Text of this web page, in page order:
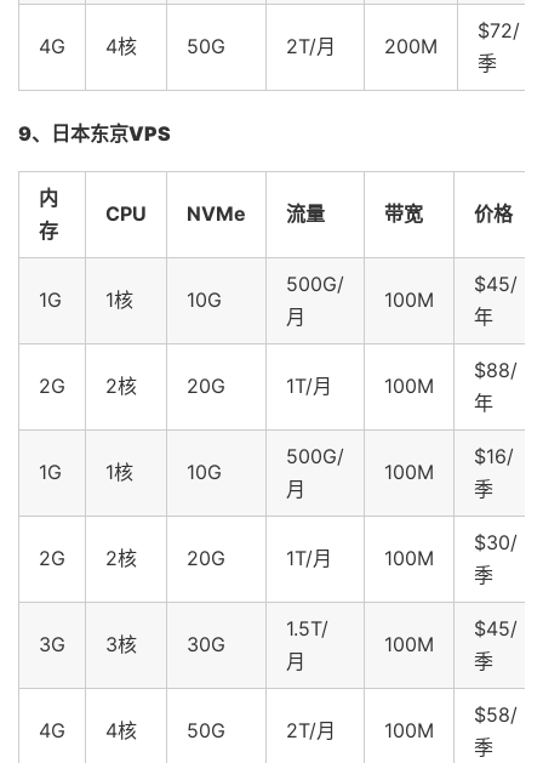
4G 4核 50G 2T/月 200M
$72/
季
9、日本东京VPS
内
存
CPU NVMe 流量 带宽 价格
1G 1核 10G
500G/
月
100M
$45/
年
2G 2核 20G 1T/月 100M
$88/
年
1G 1核 10G
500G/
月
100M
$16/
季
2G 2核 20G 1T/月 100M
$30/
季
3G 3核 30G
1.5T/
月
100M
$45/
季
4G 4核 50G 2T/月 100M
$58/
季